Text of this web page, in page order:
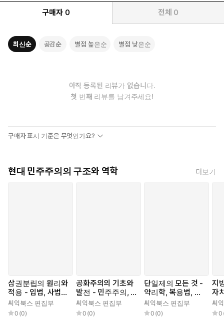
구매자 0 전체 0
최신순 공감순 별점 높은순 별점 낮은순
아직 등록된 리뷰가 없습니다.
첫 번째 리뷰를 남겨주세요!
구매자 표시 기준은 무엇인가요?
현대 민주주의의 구조와 역학 더보기
삼권분립의 원리와
적용 - 입법, 사법,
행정, 권력 분립, 민
주주의, 헌법, 법치
씨익북스 편집부
0 (0)
공화주의의 기초와
발전 - 민주주의, 시
민, 법치, 자유, 평
등, 권리, 정치사상,
씨익북스 편집부
0 (0)
단일제의 모든 것 -
약리학, 복용법, 부
작용, 효능, 약물 상
호작용, 임상시험,
씨익북스 편집부
0 (0)
지
자
자
방
씨
0